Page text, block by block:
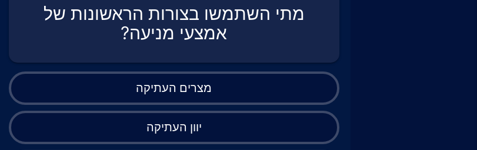
מתי השתמשו בצורות הראשונות של
אמצעי מניעה?
מצרים העתיקה
יוון העתיקה